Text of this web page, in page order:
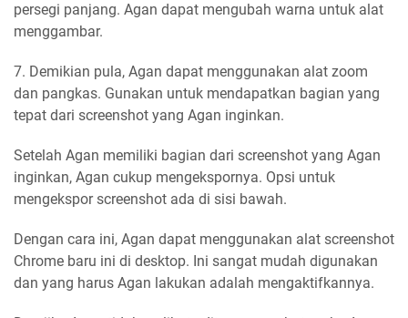
persegi panjang. Agan dapat mengubah warna untuk alat
menggambar.
7. Demikian pula, Agan dapat menggunakan alat zoom
dan pangkas. Gunakan untuk mendapatkan bagian yang
tepat dari screenshot yang Agan inginkan.
Setelah Agan memiliki bagian dari screenshot yang Agan
inginkan, Agan cukup mengekspornya. Opsi untuk
mengekspor screenshot ada di sisi bawah.
Dengan cara ini, Agan dapat menggunakan alat screenshot
Chrome baru ini di desktop. Ini sangat mudah digunakan
dan yang harus Agan lakukan adalah mengaktifkannya.